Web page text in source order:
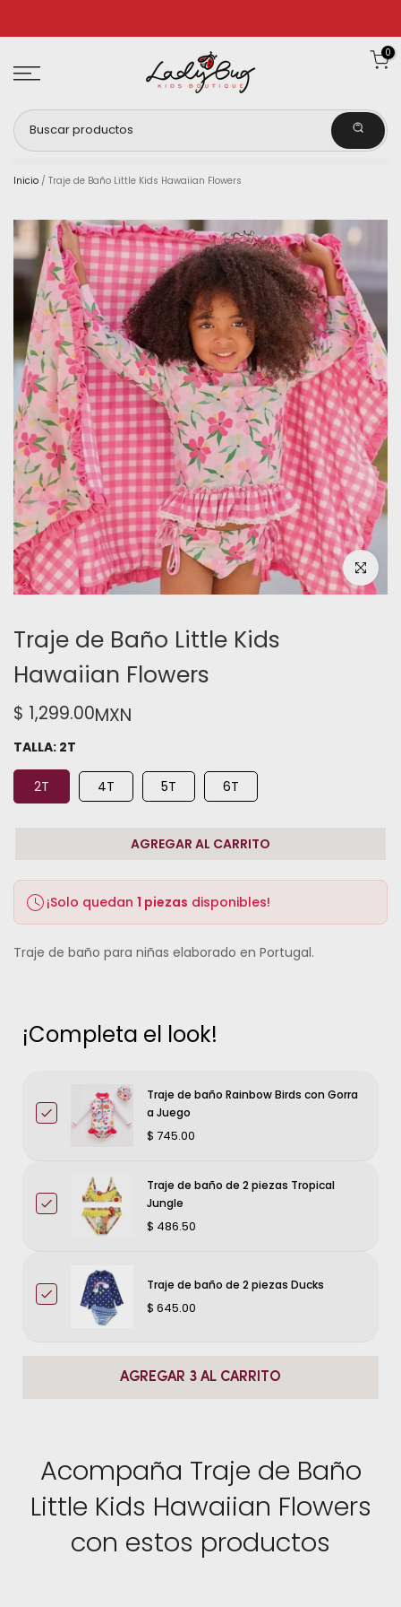
al
0
Inicio / Traje de Baño Little Kids Hawaiian Flowers
Haz clic
Traje de Baño Little Kids
Hawaiian Flowers
$ 1,299.00MXN
TALLA: 2T
2T 4T 5T 6T
AGREGAR AL CARRITO
¡Solo quedan 1 piezas disponibles!
Traje de baño para niñas elaborado en Portugal.
¡Completa el look!
Traje de baño Rainbow Birds con Gorra
a Juego
$ 745.00
Traje de baño de 2 piezas Tropical
Jungle
$ 486.50
Traje de baño de 2 piezas Ducks
$ 645.00
AGREGAR 3 AL CARRITO
Acompaña Traje de Baño
Little Kids Hawaiian Flowers
con estos productos